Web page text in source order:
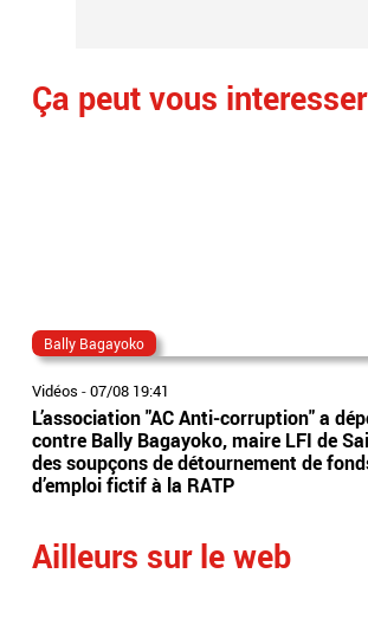
Ça peut vous interesser
Bally Bagayoko
Vidéos -07/08 19:41
L’association "AC Anti-corruption" a
contre Bally Bagayoko, maire LFI de
des soupçons de détournement de
d’emploi fictif à la RATP
Ailleurs sur le web